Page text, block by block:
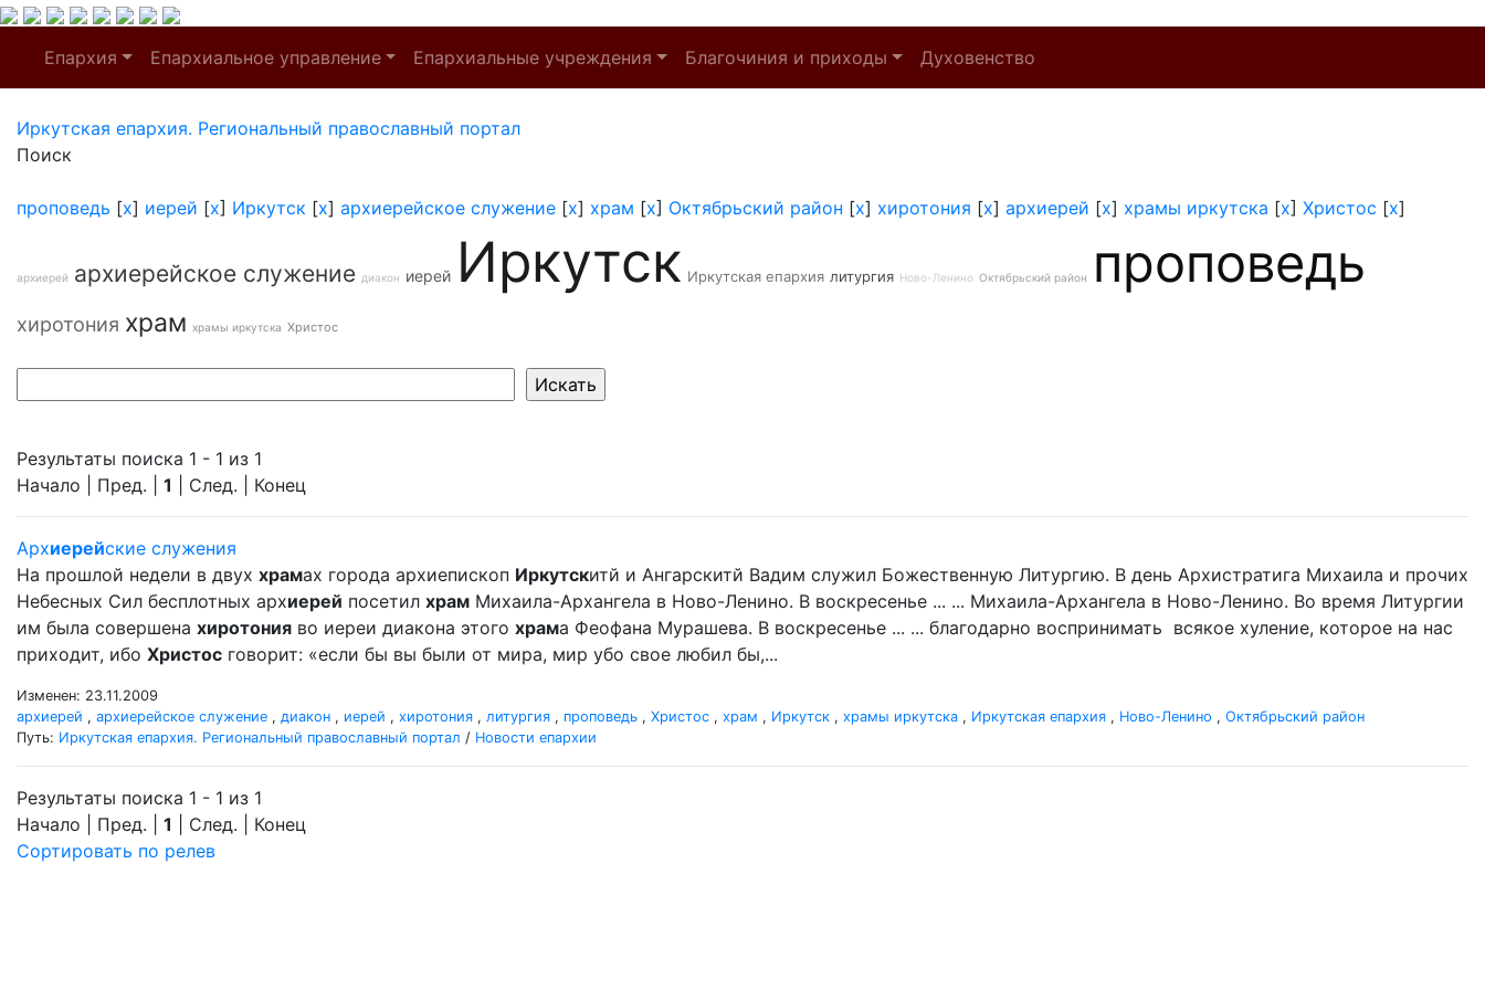
Епархия Епархиальное управление Епархиальные учреждения Благочиния и приходы Духовенство
Иркутская епархия. Региональный православный портал
Поиск
проповедь [x] иерей [x] Иркутск [x] архиерейское служение [x] храм [x] Октябрьский район [x] хиротония [x] архиерей [x] храмы иркутска [x] Христос [x]
архиерей архиерейское служение диакон иерей Иркутск Иркутская епархия литургия Ново-Ленино Октябрьский район проповедь
хиротония храм храмы иркутска Христос
Результаты поиска 1 - 1 из 1
Начало | Пред. | 1 | След. | Конец
Архиерейские служения
На прошлой недели в двух храмах города архиепископ Иркутскитй и Ангарскитй Вадим служил Божественную Литургию. В день Архистратига Михаила и прочих
Небесных Сил бесплотных архиерей посетил храм Михаила-Архангела в Ново-Ленино. В воскресенье ... ... Михаила-Архангела в Ново-Ленино. Во время Литургии
им была совершена хиротония во иереи диакона этого храма Феофана Мурашева. В воскресенье ... ... благодарно воспринимать всякое хуление, которое на нас
приходит, ибо Христос говорит: «если бы вы были от мира, мир убо свое любил бы,...
Изменен: 23.11.2009
архиерей , архиерейское служение , диакон , иерей , хиротония , литургия , проповедь , Христос , храм , Иркутск , храмы иркутска , Иркутская епархия , Ново-Ленино , Октябрьский район
Путь: Иркутская епархия. Региональный православный портал / Новости епархии
Результаты поиска 1 - 1 из 1
Начало | Пред. | 1 | След. | Конец
Сортировать по релев